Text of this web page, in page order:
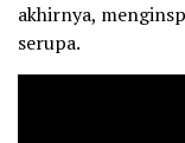
akhirnya,
serupa.